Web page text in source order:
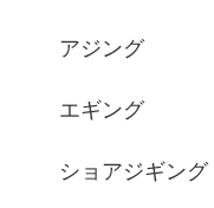
アジング
エギング
ショアジギン